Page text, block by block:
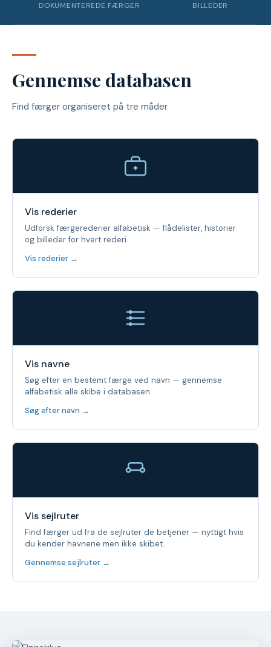
DOKUMENTEREDE FÆRGER BILLEDER
Gennemse databasen
Find færger organiseret på tre måder
Vis rederier
Udforsk færgerederier alfabetisk — flådelister, historier
og billeder for hvert rederi.
Vis rederier →
Vis navne
Søg efter en bestemt færge ved navn — gennemse
alfabetisk alle skibe i databasen.
Søg efter navn →
Vis sejlruter
Find færger ud fra de sejlruter de betjener — nyttigt hvis
du kender havnene men ikke skibet.
Gennemse sejlruter →